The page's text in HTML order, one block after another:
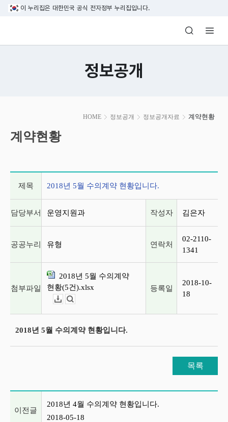
본문 바로가기
이 누리집은 대한민국 공식 전자정부 누리집입니다.
방송미디어통신위원회 Korea Media
정보공개
HOME 정보공개 정보공개자료 계약현황
시
작
계약현황
제목 2018년 5월 수의계약 현황입니다.
담당부서 운영지원과 작성자 김은자
공공누리 유형 연락처
02-2110-
1341
첨부파일
2018년 5월 수의계약
현황(5건).xlsx
등록일
2018-10-
18
2018년 5월 수의계약 현황입니다.
목록
이전글
2018년 4월 수의계약 현황입니다.
2018-05-18